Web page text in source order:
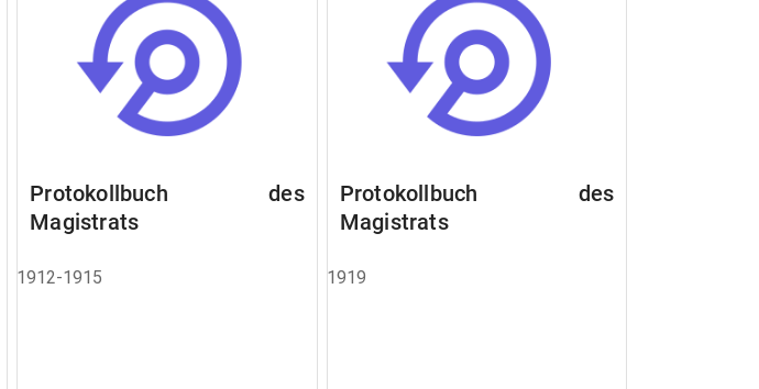
Protokollbuch des
Magistrats
1912-1915
Protokollbuch des
Magistrats
1919